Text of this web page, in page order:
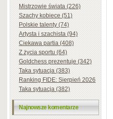
Mistrzowie świata (226)
Szachy kobiece (51)
Polskie talenty (74)
Artysta i szachista (94)
Ciekawa partia (408)
Z życia sportu (64)
Goldchess prezentuje (342)
Taka sytuacja (383)
Ranking FIDE: Sierpień 2026
Taka sytuacja (382)
Najnowsze komentarze